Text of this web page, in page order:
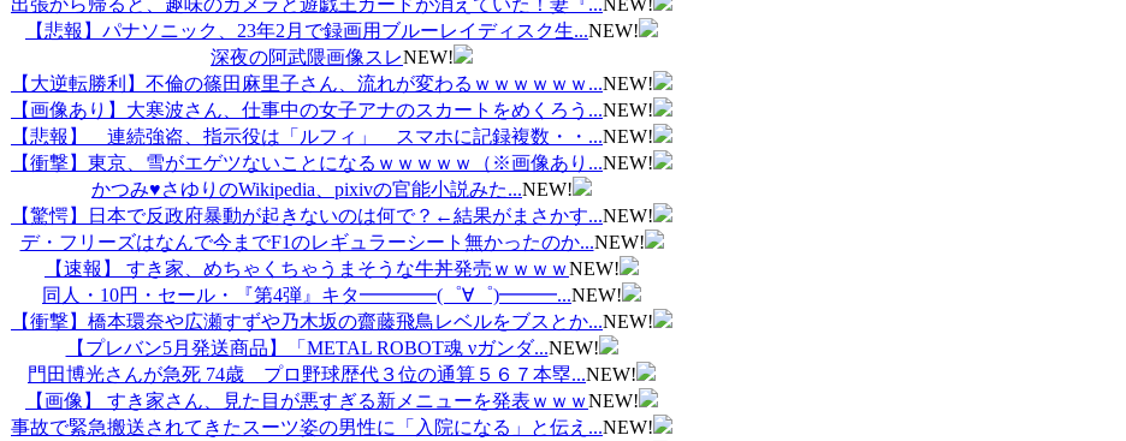
【悲報】パナソニック、23年2月で録画用ブルーレイディスク生...NEW!
深夜の阿武隈画像スレNEW!
【大逆転勝利】不倫の篠田麻里子さん、流れが変わるｗｗｗｗｗｗ...NEW!
【画像あり】大寒波さん、仕事中の女子アナのスカートをめくろう...NEW!
【悲報】 連続強盗、指示役は「ルフィ」 スマホに記録複数・・...NEW!
【衝撃】東京、雪がエゲツないことになるｗｗｗｗｗ（※画像あり...NEW!
かつみ♥さゆりのWikipedia、pixivの官能小説みた...NEW!
【驚愕】日本で反政府暴動が起きないのは何で？←結果がまさかす...NEW!
デ・フリーズはなんで今までF1のレギュラーシート無かったのか...NEW!
【速報】 すき家、めちゃくちゃうまそうな牛丼発売ｗｗｗｗNEW!
同人・10円・セール・『第4弾』キタ━━━━(゜∀゜)━━━...NEW!
【衝撃】橋本環奈や広瀬すずや乃木坂の齋藤飛鳥レベルをブスとか...NEW!
【プレバン5月発送商品】「METAL ROBOT魂 νガンダ...NEW!
門田博光さんが急死 74歳 プロ野球歴代３位の通算５６７本塁...NEW!
【画像】 すき家さん、見た目が悪すぎる新メニューを発表ｗｗｗNEW!
事故で緊急搬送されてきたスーツ姿の男性に「入院になる」と伝え...NEW!